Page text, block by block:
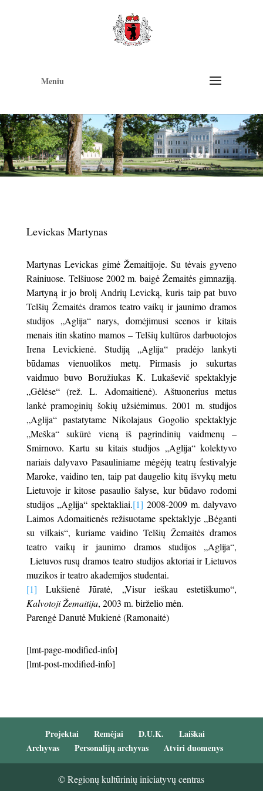
Meniu
Levickas Martynas
Martynas Levickas gimė Žemaitijoje. Su tėvais gyveno
Rainiuose. Telšiuose 2002 m. baigė Žemaitės gimnaziją.
Martyną ir jo brolį Andrių Levicką, kuris taip pat buvo
Telšių Žemaitės dramos teatro vaikų ir jaunimo dramos
studijos „Aglija“ narys, domėjimusi scenos ir kitais
menais itin skatino mamos – Telšių kultūros darbuotojos
Irena Levickienė. Studiją „Aglija“ pradėjo lankyti
būdamas vienuolikos metų. Pirmasis jo sukurtas
vaidmuo buvo Boružiukas K. Lukaševič spektaklyje
„Gėlėse“ (rež. L. Adomaitienė). Aštuonerius metus
lankė pramoginių šokių užsiėmimus. 2001 m. studijos
„Aglija“ pastatytame Nikolajaus Gogolio spektaklyje
„Meška“ sukūrė vieną iš pagrindinių vaidmenų –
Smirnovo. Kartu su kitais studijos „Aglija“ kolektyvo
nariais dalyvavo Pasauliniame mėgėjų teatrų festivalyje
Maroke, vaidino ten, taip pat daugelio kitų išvykų metu
Lietuvoje ir kitose pasaulio šalyse, kur būdavo rodomi
studijos „Aglija“ spektakliai.[1] 2008-2009 m. dalyvavo
Laimos Adomaitienės režisuotame spektaklyje „Bėganti
su vilkais“, kuriame vaidino Telšių Žemaitės dramos
teatro vaikų ir jaunimo dramos studijos „Aglija“,
Lietuvos rusų dramos teatro studijos aktoriai ir Lietuvos
muzikos ir teatro akademijos studentai.
[1] Lukšienė Jūratė, „Visur ieškau estetiškumo“,
Kalvotoji Žemaitija, 2003 m. birželio mėn.
Parengė Danutė Mukienė (Ramonaitė)
[lmt-page-modified-info]
[lmt-post-modified-info]
Projektai Remėjai D.U.K.
Laiškai
Archyvas
Personalijų archyvas Atviri duomenys
© Regionų kultūrinių iniciatyvų centras